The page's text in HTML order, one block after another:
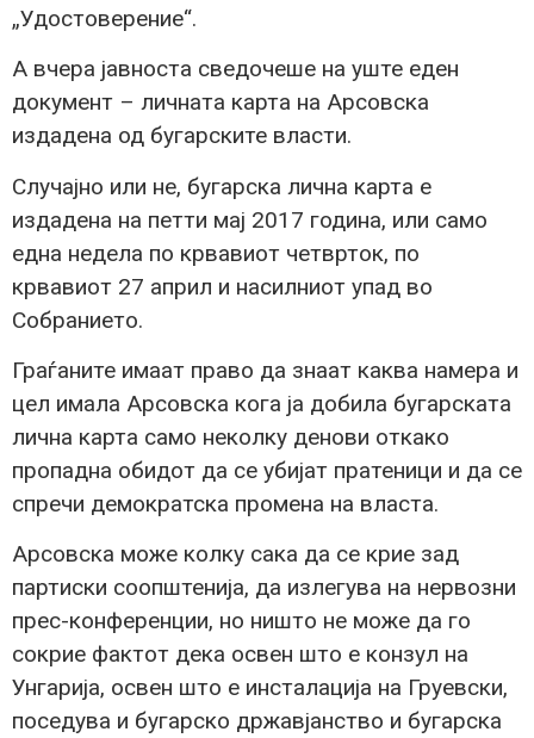
„Удостоверение“.
А вчера јавноста сведочеше на уште еден
документ – личната карта на Арсовска
издадена од бугарските власти.
Случајно или не, бугарска лична карта е
издадена на петти мај 2017 година, или само
една недела по крвавиот четврток, по
крвавиот 27 април и насилниот упад во
Собранието.
Граѓаните имаат право да знаат каква намера и
цел имала Арсовска кога ја добила бугарската
лична карта само неколку денови откако
пропадна обидот да се убијат пратеници и да се
спречи демократска промена на власта.
Арсовска може колку сака да се крие зад
партиски соопштенија, да излегува на нервозни
прес-конференции, но ништо не може да го
сокрие фактот дека освен што е конзул на
Унгарија, освен што е инсталација на Груевски,
поседува и бугарско државјанство и бугарска